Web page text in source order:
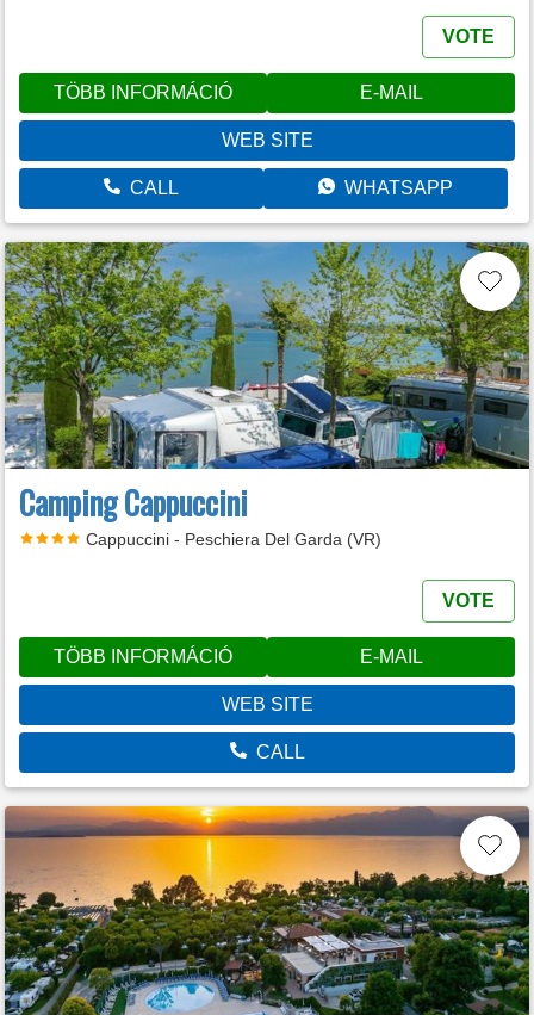
VOTE
TÖBB INFORMÁCIÓ E-MAIL
WEB SITE
CALL WHATSAPP
Camping Cappuccini
Cappuccini - Peschiera Del Garda (VR)
VOTE
TÖBB INFORMÁCIÓ E-MAIL
WEB SITE
CALL